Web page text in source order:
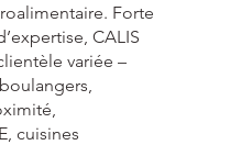
Forte
CALIS
variée –
cuisines